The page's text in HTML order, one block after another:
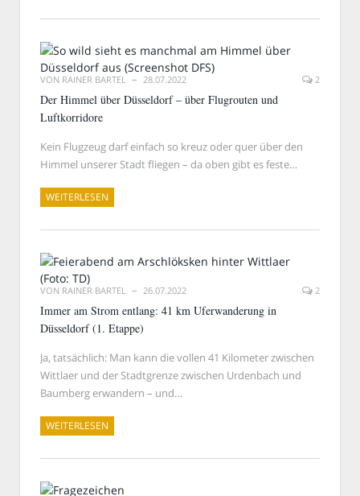
VON RAINER BARTEL 28.07.2022 2
Der Himmel über Düsseldorf – über Flugrouten und
Luftkorridore
Kein Flugzeug darf einfach so kreuz oder quer über den
Himmel unserer Stadt fliegen – da oben gibt es feste…
WEITERLESEN
VON RAINER BARTEL 26.07.2022 2
Immer am Strom entlang: 41 km Uferwanderung in
Düsseldorf (1. Etappe)
Ja, tatsächlich: Man kann die vollen 41 Kilometer zwischen
Wittlaer und der Stadtgrenze zwischen Urdenbach und
Baumberg erwandern – und…
WEITERLESEN